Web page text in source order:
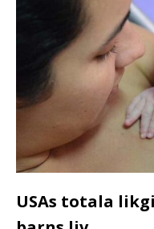
USAs totala